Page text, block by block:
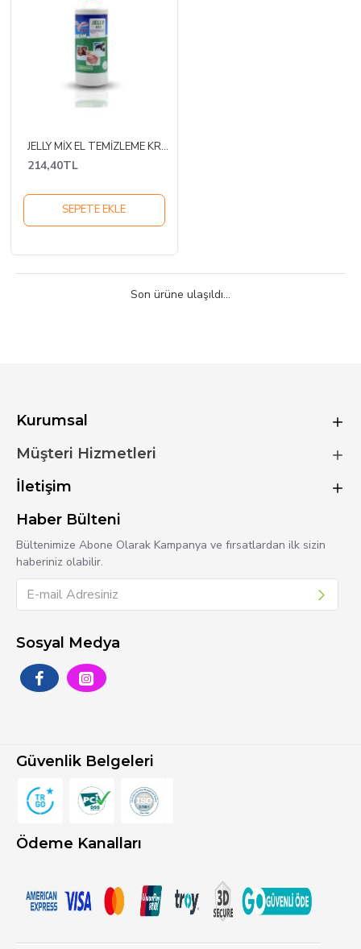
JELLY MİX EL TEMİZLEME KREMİ SIKMA 500GR
214,40TL
SEPETE EKLE
Son ürüne ulaşıldı...
Kurumsal
Müşteri Hizmetleri
İletişim
Haber Bülteni
Bültenimize Abone Olarak Kampanya ve fırsatlardan ilk sizin
haberiniz olabilir.
Sosyal Medya
Güvenlik Belgeleri
Ödeme Kanalları